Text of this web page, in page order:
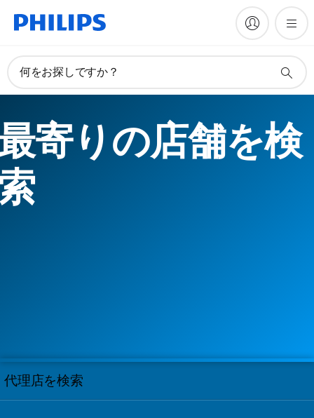
何をお探しですか？
寄りの店舗を検
代理店を検索